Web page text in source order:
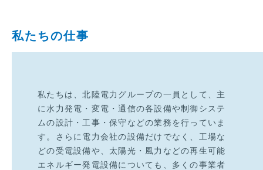
私たちの仕事
私たちは、北陸電力グループの一員として、主
に水力発電・変電・通信の各設備や制御システ
ムの設計・工事・保守などの業務を行っていま
す。さらに電力会社の設備だけでなく、工場な
どの受電設備や、太陽光・風力などの再生可能
エネルギー発電設備についても、多くの事業者